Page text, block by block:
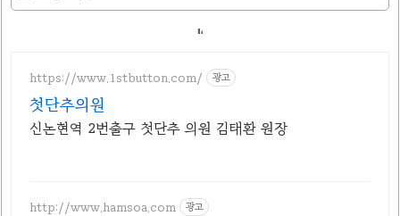
https://www.1stbutton.com/ 광고
첫단추의원
신논현역 2번출구 첫단추 의원 김태환 원장
http://www.hamsoa.com 광고